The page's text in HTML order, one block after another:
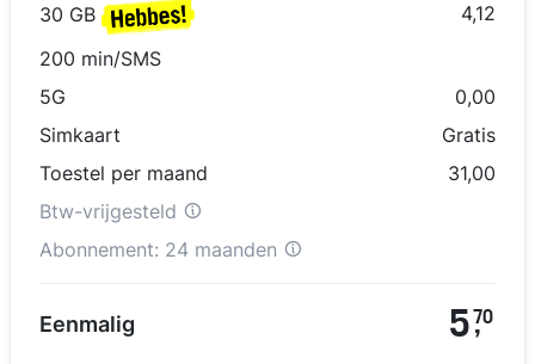
30 GB
4,12
200 min/SMS
5G
0,00
Simkaart
Gratis
Toestel per maand
31,00
Btw-vrijgesteld
Abonnement: 24 maanden
Eenmalig 5 ,70